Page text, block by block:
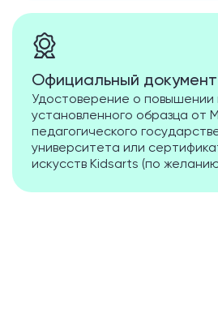
Официальный документ
Удостоверение о повышении
установленного образца от
педагогического
университета или
искусств Kidsarts (по